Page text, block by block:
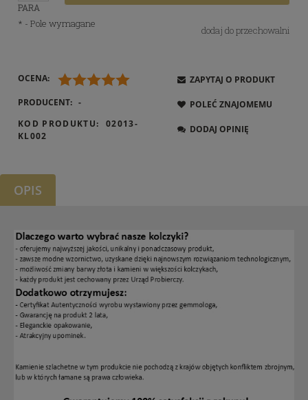
PARA
dodaj do przechowalni
* - Pole wymagane
OCENA:
PRODUCENT: -
KOD PRODUKTU:
02013-
KL002
ZAPYTAJ O PRODUKT
POLEĆ ZNAJOMEMU
DODAJ OPINIĘ
OPIS